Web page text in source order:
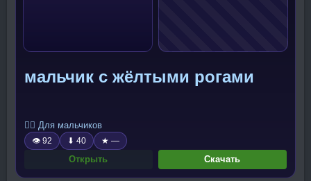
мальчик с жёлтыми рогами
🧍‍♂️ Для мальчиков
👁 92 ⬇ 40 ★ —
Открыть Скачать